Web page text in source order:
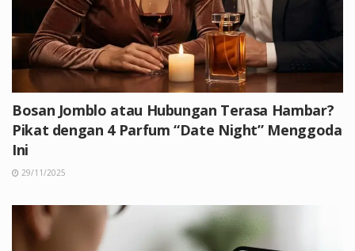
Bosan Jomblo atau Hubungan Terasa Hambar?
Pikat dengan 4 Parfum “Date Night” Menggoda
Ini
29/11/2025